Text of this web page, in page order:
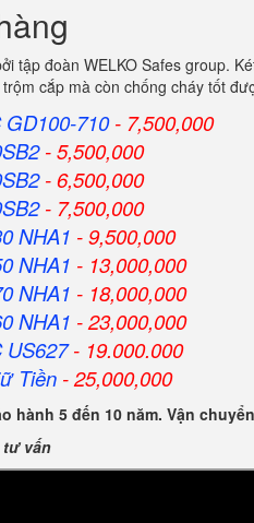
tập đoàn WELKO Safes group.
cắp mà còn chống cháy tốt
GD100-710- 7,500,000
- 5,500,000
- 6,500,000
- 7,500,000
NHA1 - 9,500,000
NHA1 - 13,000,000
NHA1 - 18,000,000
NHA1 - 23,000,000
US627- 19.000.000
Tiền - 25,000,000
hành 5 đến 10 năm. Vận
tư vấn